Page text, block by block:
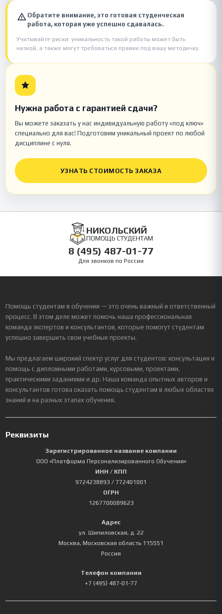
Обратите внимание, это готовая студенческая
работа, которая уже успешно сдавалась.
Учитывайте риски: уникальность такой работы может быть
низкой, а также могут требоваться правки под вашу методичку.
Нужна работа с гарантией сдачи?
Вы можете заказать у нас индивидуальную работу «под ключ»
специально для вас! Подготовим уникальный проект по любой
дисциплине с нуля.
УЗНАТЬ СТОИМОСТЬ ЗАКАЗА
НИКОЛЬСКИЙ
ПОМОЩЬ СТУДЕНТАМ
8 (495) 487-01-77
Для звонков по России
Помощь студентам в обучении — это очень важный и ответственный
процесс. В этом деле может помочь наша профессиональная
команда экспертов и консультантов, которые помогут студентам
успешно завершить свои учебные проекты.
Мы предлагаем широкий спектр услуг для студентов: консультация и
помощь с дипломными работами, курсовыми, проектами,
практическими заданиями и др. Наша команда опытных авторов и
консультантов готова оказать помощь студентам в любых областях
знаний и на разных этапах обучения.
Реквизиты
Зарегистрированное название компании
ООО «Платформа Персонализированного Обучения»
ИНН / КПП
9724238893 / 772401001
ОГРН
1267700089623
Адрес
ул. Шипиловская, д. 22
Москва, Московская область 115551
Россия
Телефон компании
+7 (495) 487-01-77